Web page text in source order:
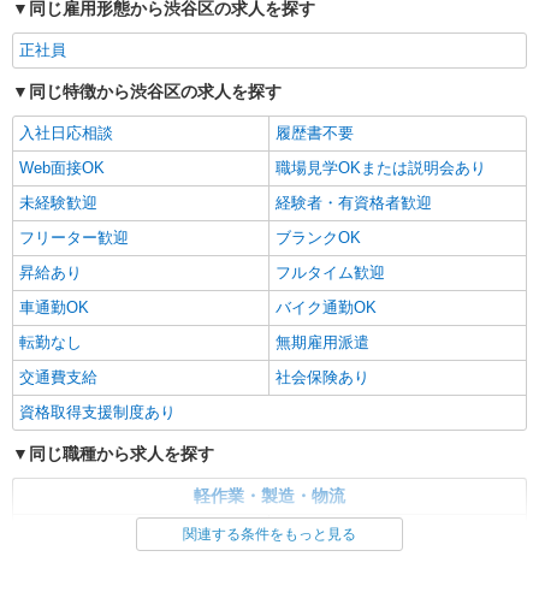
同じ雇用形態から渋谷区の求人を探す
正社員
同じ特徴から渋谷区の求人を探す
入社日応相談
履歴書不要
Web面接OK
職場見学OKまたは説明会あり
未経験歓迎
経験者・有資格者歓迎
フリーター歓迎
ブランクOK
昇給あり
フルタイム歓迎
車通勤OK
バイク通勤OK
転勤なし
無期雇用派遣
交通費支給
社会保険あり
資格取得支援制度あり
同じ職種から求人を探す
軽作業・製造・物流
入出庫・商品管理・検品・検査
製造・組立・加工
関連する条件をもっと見る